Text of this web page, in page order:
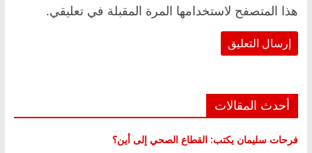
هذا المتصفح لاستخدامها المرة المقبلة في تعليقي.
أحدث المقالات
فرحات سليمان يكتب: القطاع الصحي إلى أين؟